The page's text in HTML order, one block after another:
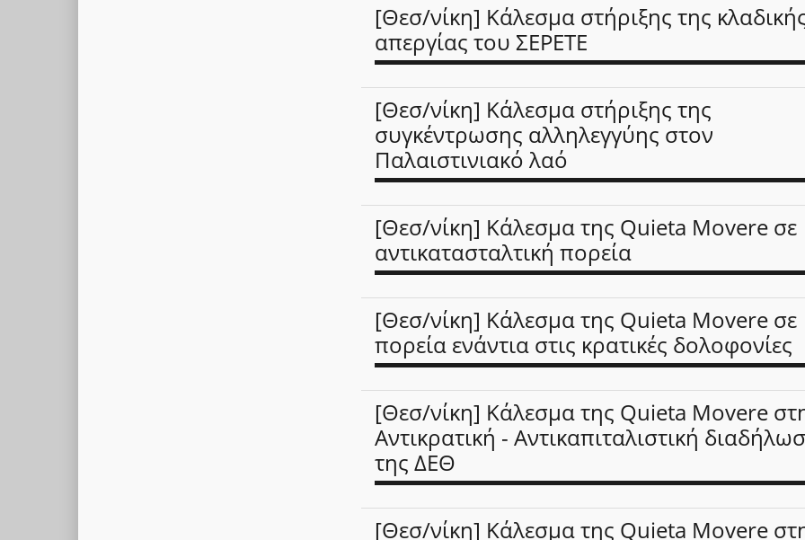
[Θεσ/νίκη] Κάλεσμα στήριξης της
απεργίας του ΣΕΡΕΤΕ
[Θεσ/νίκη] Κάλεσμα στήριξης της
συγκέντρωσης αλληλεγγύης στον
Παλαιστινιακό λαό
[Θεσ/νίκη] Κάλεσμα της Quieta Movere σε
αντικατασταλτική πορεία
[Θεσ/νίκη] Κάλεσμα της Quieta Movere σε
πορεία ενάντια στις κρατικές δολοφονίες
[Θεσ/νίκη] Κάλεσμα της Quieta Movere
Αντικρατική - Αντικαπιταλιστική
της ΔΕΘ
[Θεσ/νίκη] Κάλεσμα της Quieta Movere